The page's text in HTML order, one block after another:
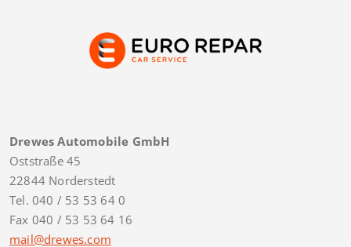
Drewes Automobile GmbH
Oststraße 45
22844 Norderstedt
Tel. 040 / 53 53 64 0
Fax 040 / 53 53 64 16
mail@drewes.com